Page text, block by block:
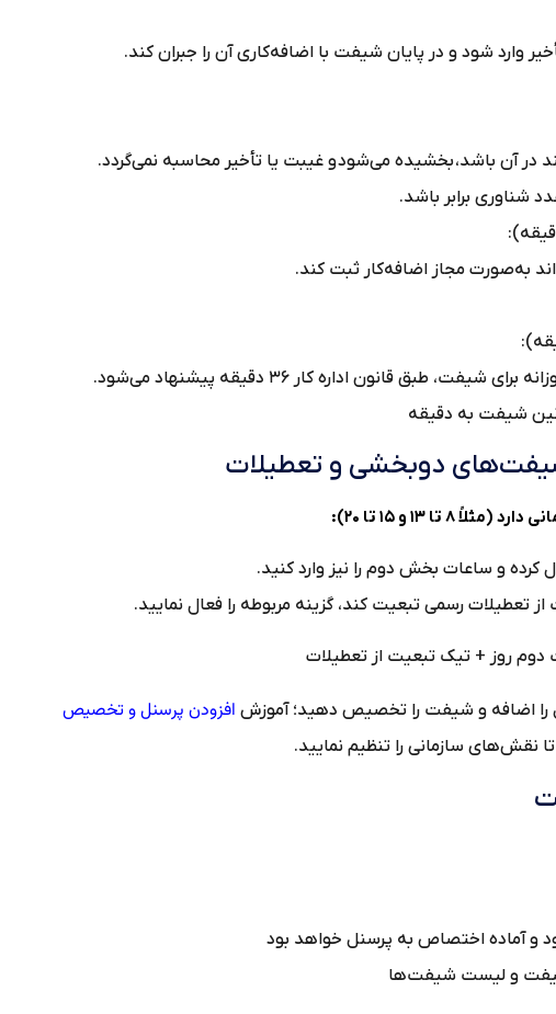
وارد شود و در پایان شیفت با اضافه‌کاری آن را جبران کند.
در آن باشد، بخشیده می‌شود و غیبت یا تأخیر محاسبه نمی‌گردد.
شناوری برابر باشد.
به‌صورت مجاز اضافه‌کار ثبت کند.
طبق قانون اداره کار ۳۶ دقیقه پیشنهاد می‌شود.
شیفت به دقیقه
دوبخشی و تعطیلات
تا ۱۳ و ۱۵ تا ۲۰):
کرده و ساعات بخش دوم را نیز وارد کنید.
رسمی تبعیت کند، گزینه مربوطه را فعال نمایید.
روز + تیک تبعیت از تعطیلات
اضافه و شیفت را تخصیص دهید؛ آموزش افزودن پرسنل و تخصیص
تا نقش‌های سازمانی را تنظیم نمایید.
آماده اختصاص به پرسنل خواهد بود
و لیست شیفت‌ها